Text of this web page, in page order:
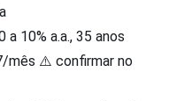
a 10% a.a., 35 anos
mês ⚠️ confirmar no